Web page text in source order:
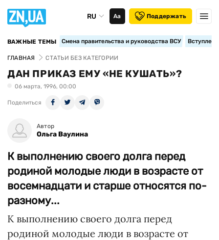
RU Аа Поддержать
ВАЖНЫЕ ТЕМЫ Смена правительства и руководства ВСУ
ГЛАВНАЯ СТАТЬИ БЕЗ КАТЕГОРИИ
ДАН ПРИКАЗ ЕМУ «НЕ КУШАТЬ»?
06 марта, 1996, 00:00
Поделиться
Автор
Ольга Ваулина
К выполнению своего долга перед
родиной молодые люди в возрасте от
восемнадцати и старше относятся по-
разному...
К выполнению своего долга перед
родиной молодые люди в возрасте от